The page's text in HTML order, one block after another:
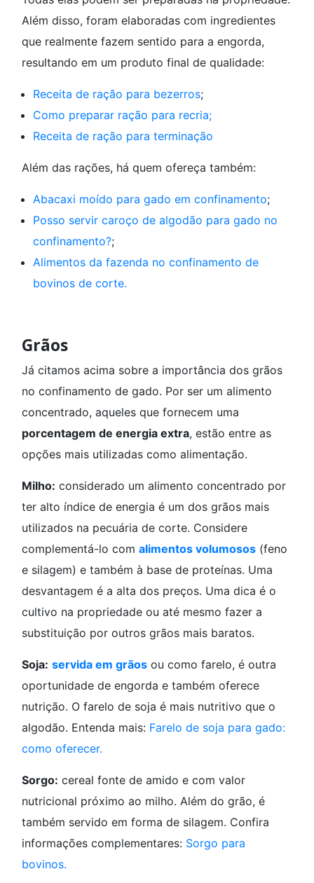
Além disso, foram elaboradas com ingredientes
que realmente fazem sentido para a engorda,
resultando em um produto final de qualidade:
Receita de ração para bezerros;
Como preparar ração para recria;
Receita de ração para terminação
Além das rações, há quem ofereça também:
Abacaxi moído para gado em confinamento;
Posso servir caroço de algodão para gado no
confinamento?;
Alimentos da fazenda no confinamento de
bovinos de corte.
Grãos
Já citamos acima sobre a importância dos grãos
no confinamento de gado. Por ser um alimento
concentrado, aqueles que fornecem uma
porcentagem de energia extra, estão entre as
opções mais utilizadas como alimentação.
Milho: considerado um alimento concentrado por
ter alto índice de energia é um dos grãos mais
utilizados na pecuária de corte. Considere
complementá-lo com alimentos volumosos (feno
e silagem) e também à base de proteínas. Uma
desvantagem é a alta dos preços. Uma dica é o
cultivo na propriedade ou até mesmo fazer a
substituição por outros grãos mais baratos.
Soja: servida em grãos ou como farelo, é outra
oportunidade de engorda e também oferece
nutrição. O farelo de soja é mais nutritivo que o
algodão. Entenda mais: Farelo de soja para gado:
como oferecer.
Sorgo: cereal fonte de amido e com valor
nutricional próximo ao milho. Além do grão, é
também servido em forma de silagem. Confira
informações complementares: Sorgo para
bovinos.